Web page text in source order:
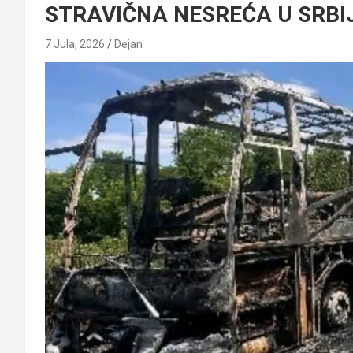
STRAVIČNA NESREĆA U
7 Jula, 2026 Dejan